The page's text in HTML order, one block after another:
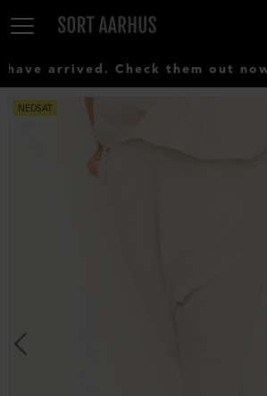
arrived. Check them out now
NEDSAT